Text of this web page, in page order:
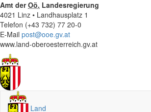
Amt derOö. Landesregierung
4021 Linz • Landhausplatz 1
Telefon (+43 732) 77 20-0
E-Mail post@ooe.gv.at
www.land-oberoesterreich.gv.at
Land